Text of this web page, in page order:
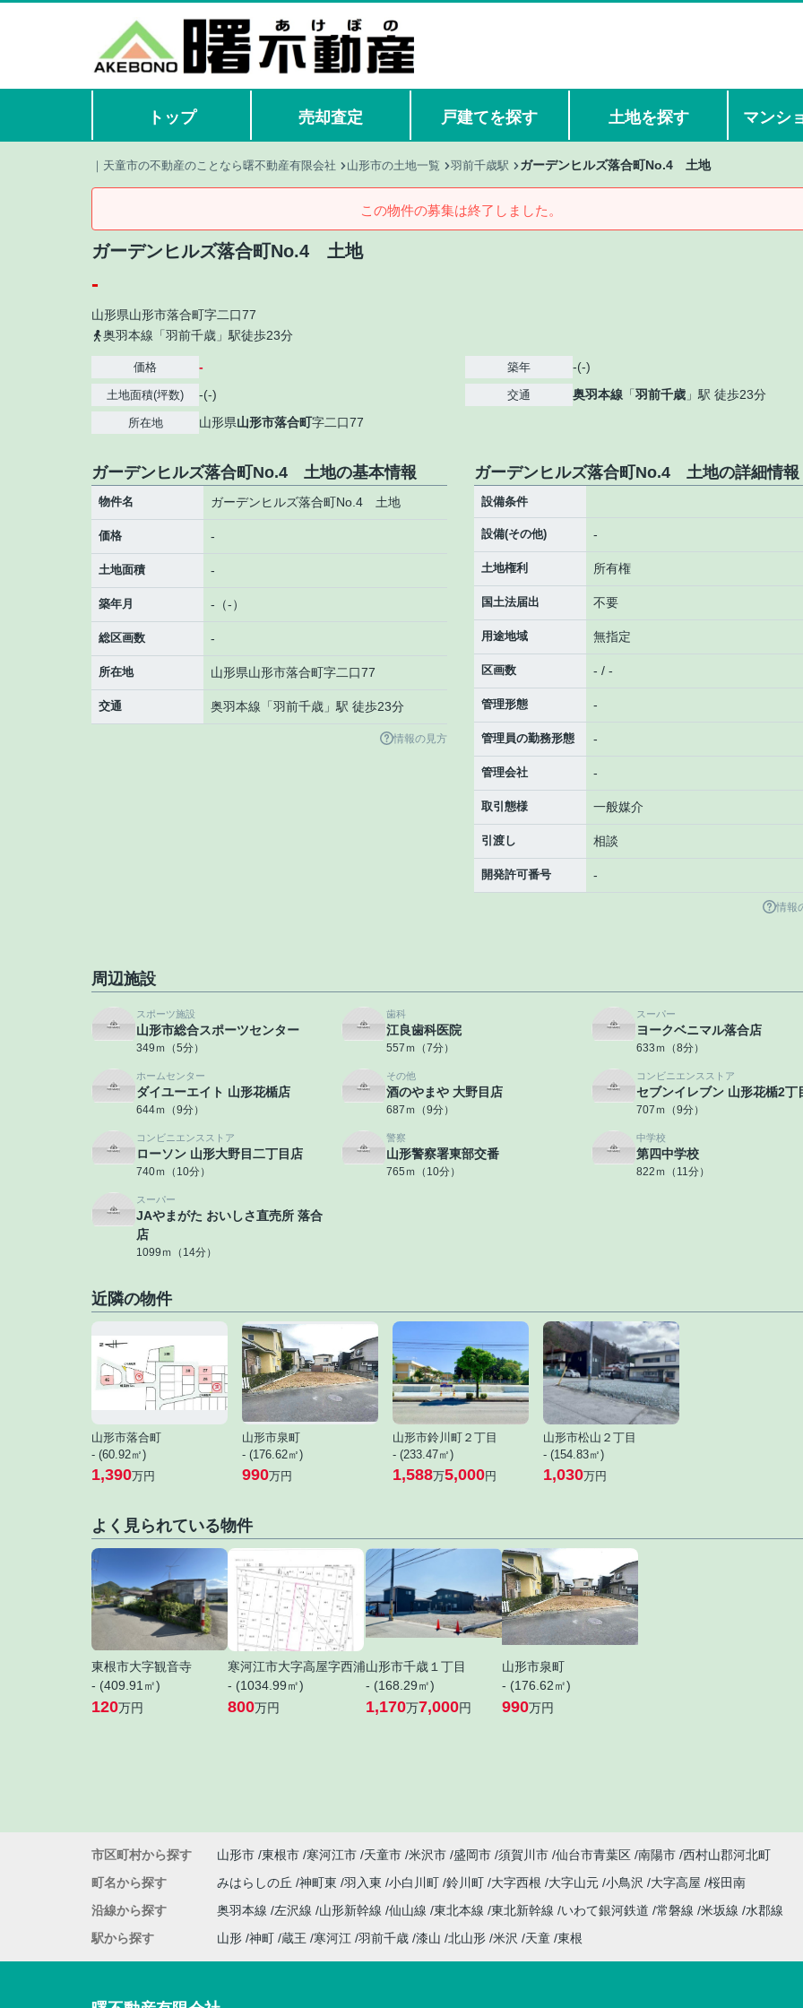
トップ 売却査定 戸建てを探す 土地を探す マンシ
｜天童市の不動産のことなら曙不動産有限会社 山形市の土地一覧 羽前千歳駅 ガーデンヒルズ落合町No.4 土地
この物件の募集は終了しました。
ガーデンヒルズ落合町No.4 土地
-
山形県山形市落合町字二口77
奥羽本線「羽前千歳」駅徒歩23分
価格 -
土地面積(坪数) -(-)
所在地 山形県山形市落合町字二口77
築年 -(-)
交通 奥羽本線 「羽前千歳 」駅 徒歩23分
ガーデンヒルズ落合町No.4 土地の基本情報
物件名 ガーデンヒルズ落合町No.4 土地
価格 -
土地面積 -
築年月 -（-）
総区画数 -
所在地 山形県山形市落合町字二口77
交通 奥羽本線 「羽前千歳 」駅 徒歩23分
情報の見方
ガーデンヒルズ落合町No.4 土地の詳細情報
設備条件
設備(その他) -
土地権利 所有権
国土法届出 不要
用途地域 無指定
区画数 - / -
管理形態 -
管理員の勤務形態 -
管理会社 -
取引態様 一般媒介
引渡し 相談
開発許可番号 -
情報
周辺施設
スポーツ施設
山形市総合スポーツセンター
349ｍ（5分）
歯科
江良歯科医院
557ｍ（7分）
スーパー
ヨークベニマル落合店
633ｍ（8分）
ホームセンター
ダイユーエイト 山形花楯店
644ｍ（9分）
その他
酒のやまや 大野目店
687ｍ（9分）
コンビニエンスストア
セブンイレブン 山形花楯2丁
707ｍ（9分）
コンビニエンスストア
ローソン 山形大野目二丁目店
740ｍ（10分）
警察
山形警察署東部交番
765ｍ（10分）
中学校
第四中学校
822ｍ（11分）
スーパー
JAやまがた おいしさ直売所 落合
店
1099ｍ（14分）
近隣の物件
山形市落合町
- (60.92㎡)
1,390万円
山形市泉町
- (176.62㎡)
990万円
山形市鈴川町２丁目
- (233.47㎡)
1,588万5,000円
山形市松山２丁目
- (154.83㎡)
1,030万円
よく見られている物件
東根市大字観音寺
- (409.91㎡)
120万円
寒河江市大字高屋字西浦
- (1034.99㎡)
800万円
山形市千歳１丁目
- (168.29㎡)
1,170万7,000円
山形市泉町
- (176.62㎡)
990万円
市区町村から探す 山形市 東根市 寒河江市 天童市 米沢市 盛岡市 須賀川市 仙台市青葉区 南陽市 西村山郡河北町
町名から探す
みはらしの丘 神町東 羽入東 小白川町 鈴川町 大字西根 大字山元 小鳥沢 大字高屋 桜田南
沿線から探す
奥羽本線 左沢線 山形新幹線 仙山線 東北本線 東北新幹線 いわて銀河鉄道 常磐線 米坂線 水郡線
駅から探す
山形 神町 蔵王 寒河江 羽前千歳 漆山 北山形 米沢 天童 東根